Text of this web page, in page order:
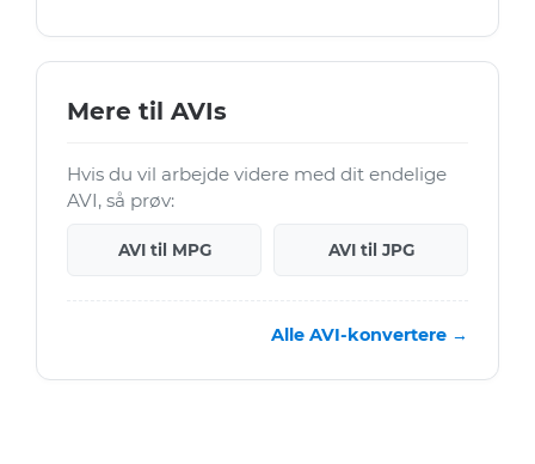
Mere til AVIs
Hvis du vil arbejde videre med dit endelige
AVI, så prøv:
AVI til MPG AVI til JPG
Alle AVI-konvertere →